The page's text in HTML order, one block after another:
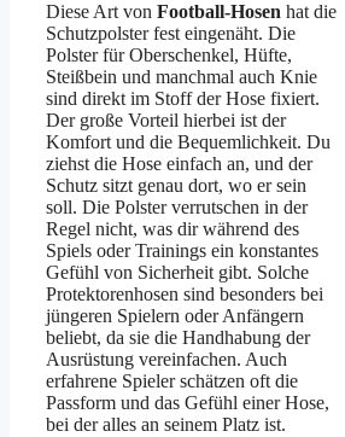
Diese Art von Football-Hosen hat die
Schutzpolster fest eingenäht. Die
Polster für Oberschenkel, Hüfte,
Steißbein und manchmal auch Knie
sind direkt im Stoff der Hose fixiert.
Der große Vorteil hierbei ist der
Komfort und die Bequemlichkeit. Du
ziehst die Hose einfach an, und der
Schutz sitzt genau dort, wo er sein
soll. Die Polster verrutschen in der
Regel nicht, was dir während des
Spiels oder Trainings ein konstantes
Gefühl von Sicherheit gibt. Solche
Protektorenhosen sind besonders bei
jüngeren Spielern oder Anfängern
beliebt, da sie die Handhabung der
Ausrüstung vereinfachen. Auch
erfahrene Spieler schätzen oft die
Passform und das Gefühl einer Hose,
bei der alles an seinem Platz ist.